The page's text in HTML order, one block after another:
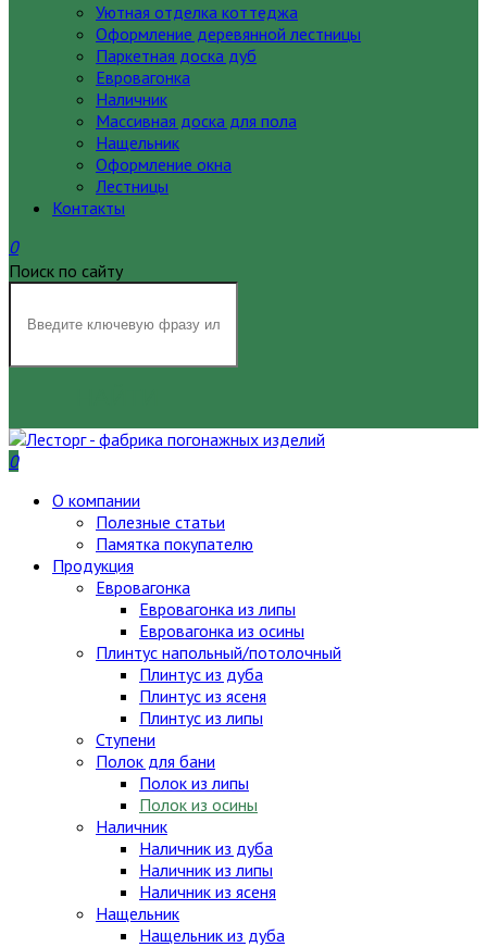
Уютная отделка коттеджа
Оформление деревянной лестницы
Паркетная доска дуб
Евровагонка
Наличник
Массивная доска для пола
Нащельник
Оформление окна
Лестницы
Контакты
0
Поиск по сайту
0
О компании
Полезные статьи
Памятка покупателю
Продукция
Евровагонка
Евровагонка из липы
Евровагонка из осины
Плинтус напольный/потолочный
Плинтус из дуба
Плинтус из ясеня
Плинтус из липы
Ступени
Полок для бани
Полок из липы
Полок из осины
Наличник
Наличник из дуба
Наличник из липы
Наличник из ясеня
Нащельник
Нащельник из дуба